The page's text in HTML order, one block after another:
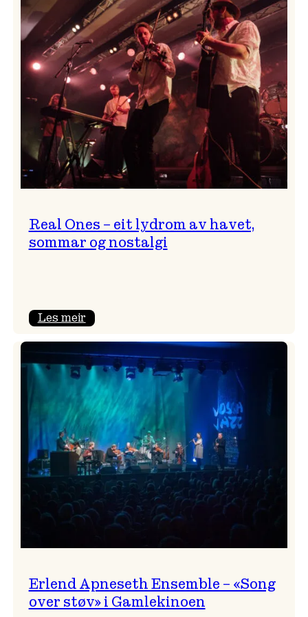
og
…?
Real Ones – eit lydrom av havet,
sommar og nostalgi
Les meir:
Ones
–
eit
lydrom
av
havet,
sommar
og
nostalgi
Erlend Apneseth Ensemble – «Song
over støv» i Gamlekinoen